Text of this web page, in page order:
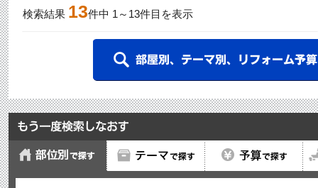
検索結果 13件中 1 ～ 13件目を表示